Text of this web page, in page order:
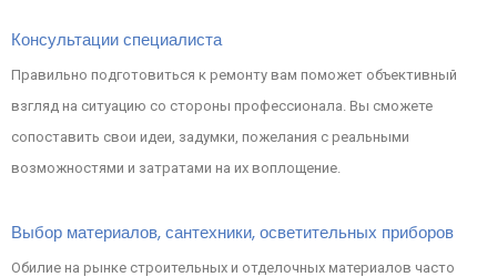
Консультации специалиста
Правильно подготовиться к ремонту вам поможет объективный
взгляд на ситуацию со стороны профессионала. Вы сможете
сопоставить свои идеи, задумки, пожелания с реальными
возможностями и затратами на их воплощение.
Выбор материалов, сантехники, осветительных приборов
Обилие на рынке строительных и отделочных материалов часто